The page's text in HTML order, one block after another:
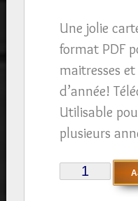
Une jolie
format PDF
maitresses
d’année!
Utilisable
plusieurs
quantité